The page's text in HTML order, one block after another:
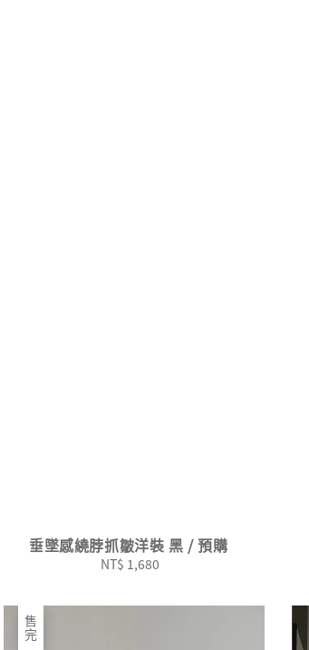
垂墜感繞脖抓皺洋裝 黑 / 預購
Regular
NT$ 1,680
售完